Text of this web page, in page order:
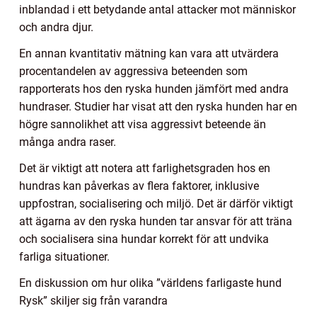
inblandad i ett betydande antal attacker mot människor
och andra djur.
En annan kvantitativ mätning kan vara att utvärdera
procentandelen av aggressiva beteenden som
rapporterats hos den ryska hunden jämfört med andra
hundraser. Studier har visat att den ryska hunden har en
högre sannolikhet att visa aggressivt beteende än
många andra raser.
Det är viktigt att notera att farlighetsgraden hos en
hundras kan påverkas av flera faktorer, inklusive
uppfostran, socialisering och miljö. Det är därför viktigt
att ägarna av den ryska hunden tar ansvar för att träna
och socialisera sina hundar korrekt för att undvika
farliga situationer.
En diskussion om hur olika ”världens farligaste hund
Rysk” skiljer sig från varandra